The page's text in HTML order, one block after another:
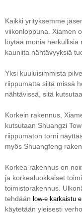
Kaikki yrityksemme
viikonloppuna. Xiamen
löytää monia herkullisia
kauniita nähtävyyksiä
Yksi kuuluisimmista
riippumatta siitä missä
nähtävissä, sitä
Korkein rakennus,
kutsutaan Shuangzi
riippumaton torni
myös Shuangfeng
Korkea rakennus on
ja korkealuokkaiset
toimistorakennus.
tehdään low-e karkaistu
käytetään yleisesti